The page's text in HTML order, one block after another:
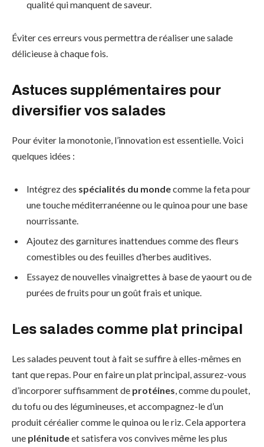
qualité qui manquent de saveur.
Éviter ces erreurs vous permettra de réaliser une salade
délicieuse à chaque fois.
Astuces supplémentaires pour
diversifier vos salades
Pour éviter la monotonie, l’innovation est essentielle. Voici
quelques idées :
Intégrez des spécialités du mondecomme la feta pour
une touche méditerranéenne ou le quinoa pour une base
nourrissante.
Ajoutez des garnitures inattendues comme des fleurs
comestibles ou des feuilles d’herbes auditives.
Essayez de nouvelles vinaigrettes à base de yaourt ou de
purées de fruits pour un goût frais et unique.
Les salades comme plat principal
Les salades peuvent tout à fait se suffire à elles-mêmes en
tant que repas. Pour en faire un plat principal, assurez-vous
d’incorporer suffisamment de protéines , comme du poulet,
du tofu ou des légumineuses, et accompagnez-le d’un
produit céréalier comme le quinoa ou le riz. Cela apportera
une plénitudeet satisfera vos convives même les plus